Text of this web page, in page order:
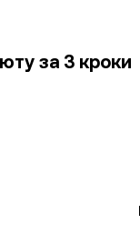
за 3 кроки